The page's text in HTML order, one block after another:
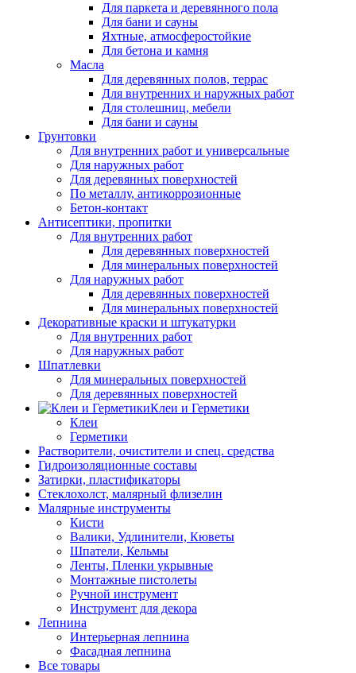
Для паркета и деревянного пола
Для бани и сауны
Яхтные, атмосферостойкие
Для бетона и камня
Масла
Для деревянных полов, террас
Для внутренних и наружных работ
Для столешниц, мебели
Для бани и сауны
Грунтовки
Для внутренних работ и универсальные
Для наружных работ
Для деревянных поверхностей
По металлу, антикоррозионные
Бетон-контакт
Антисептики, пропитки
Для внутренних работ
Для деревянных поверхностей
Для минеральных поверхностей
Для наружных работ
Для деревянных поверхностей
Для минеральных поверхностей
Декоративные краски и штукатурки
Для внутренних работ
Для наружных работ
Шпатлевки
Для минеральных поверхностей
Для деревянных поверхностей
Клеи и Герметики
Клеи
Герметики
Растворители, очистители и спец. средства
Гидроизоляционные составы
Затирки, пластификаторы
Стеклохолст, малярный флизелин
Малярные инструменты
Кисти
Валики, Удлинители, Кюветы
Шпатели, Кельмы
Ленты, Пленки укрывные
Монтажные пистолеты
Ручной инструмент
Инструмент для декора
Лепнина
Интерьерная лепнина
Фасадная лепнина
Все товары